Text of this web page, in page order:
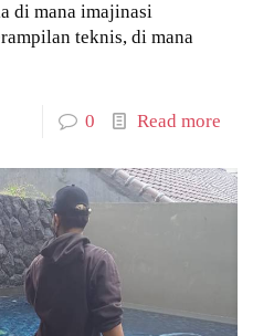
di mana imajinasi
teknis, di mana
0 Read more